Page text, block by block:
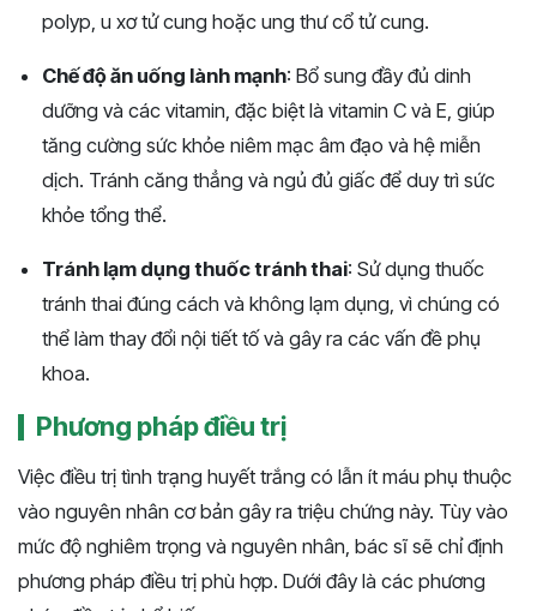
polyp, u xơ tử cung hoặc ung thư cổ tử cung.
Chế độ ăn uống lành mạnh: Bổ sung đầy đủ dinh
dưỡng và các vitamin, đặc biệt là vitamin C và E, giúp
tăng cường sức khỏe niêm mạc âm đạo và hệ miễn
dịch. Tránh căng thẳng và ngủ đủ giấc để duy trì sức
khỏe tổng thể.
Tránh lạm dụng thuốc tránh thai: Sử dụng thuốc
tránh thai đúng cách và không lạm dụng, vì chúng có
thể làm thay đổi nội tiết tố và gây ra các vấn đề phụ
khoa​​.
Phương pháp điều trị
Việc điều trị tình trạng huyết trắng có lẫn ít máu phụ thuộc
vào nguyên nhân cơ bản gây ra triệu chứng này. Tùy vào
mức độ nghiêm trọng và nguyên nhân, bác sĩ sẽ chỉ định
phương pháp điều trị phù hợp. Dưới đây là các phương